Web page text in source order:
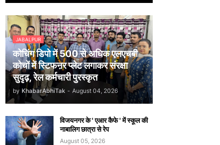
JABALPUR
कोचिंग डिपो में 500 से अधिक एलएचबी
कोचों में स्टिफऩर प्लेट लगाकर संरक्षा
सुदृढ़, रेल कर्मचारी पुरस्कृत
by KhabarAbhiTak - August 04, 2026
विजयनगर के ' एआर कैफे ' में स्कूल की
नाबालिग छात्रा से रेप
August 05, 2026